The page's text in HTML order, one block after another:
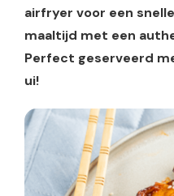
airfryer voor een
maaltijd met een
Perfect geserveerd
ui!